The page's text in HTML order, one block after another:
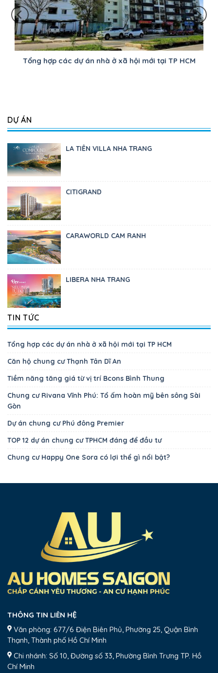
Tổng hợp các dự án nhà ở xã hội mới tại TP HCM
DỰ ÁN
LA TIÊN VILLA NHA TRANG
CITIGRAND
CARAWORLD CAM RANH
LIBERA NHA TRANG
TIN TỨC
Tổng hợp các dự án nhà ở xã hội mới tại TP HCM
Căn hộ chung cư Thạnh Tân Dĩ An
Tiềm năng tăng giá từ vị trí Bcons Bình Thung
Chung cư Rivana Vĩnh Phú: Tổ ấm hoàn mỹ bên sông Sài
Gòn
Dự án chung cư Phú đông Premier
TOP 12 dự án chung cư TPHCM đáng để đầu tư
Chung cư Happy One Sora có lợi thể gì nổi bật?
THÔNG TIN LIÊN HỆ
Văn phòng: 677/6 Điện Biên Phủ, Phường 25, Quận Bình
Thạnh, Thành phố Hồ Chí Minh
Chi nhánh: Số 10, Đường số 33, Phường Bình Trưng TP. Hồ
Chí Minh